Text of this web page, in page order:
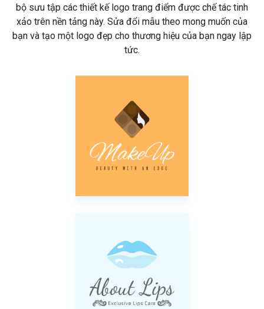
bộ sưu tập các thiết kế logo trang điểm được chế tác tinh
xảo trên nền tảng này. Sửa đổi mẫu theo mong muốn của
bạn và tạo một logo đẹp cho thương hiệu của bạn ngay lập
tức.